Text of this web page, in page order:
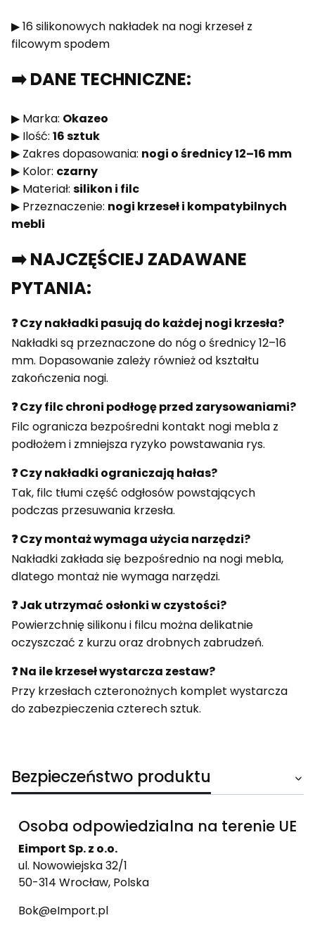
▶ 16 silikonowych nakładek na nogi krzeseł z
filcowym spodem
➡️ DANE TECHNICZNE:
▶ Marka: Okazeo
▶ Ilość: 16 sztuk
▶ Zakres dopasowania: nogi o średnicy 12–16 mm
▶ Kolor: czarny
▶ Materiał: silikon i filc
▶ Przeznaczenie: nogi krzeseł i kompatybilnych
mebli
➡️ NAJCZĘŚCIEJ ZADAWANE
PYTANIA:
❓ Czy nakładki pasują do każdej nogi krzesła?
Nakładki są przeznaczone do nóg o średnicy 12–16
mm. Dopasowanie zależy również od kształtu
zakończenia nogi.
❓ Czy filc chroni podłogę przed zarysowaniami?
Filc ogranicza bezpośredni kontakt nogi mebla z
podłożem i zmniejsza ryzyko powstawania rys.
❓ Czy nakładki ograniczają hałas?
Tak, filc tłumi część odgłosów powstających
podczas przesuwania krzesła.
❓ Czy montaż wymaga użycia narzędzi?
Nakładki zakłada się bezpośrednio na nogi mebla,
dlatego montaż nie wymaga narzędzi.
❓ Jak utrzymać osłonki w czystości?
Powierzchnię silikonu i filcu można delikatnie
oczyszczać z kurzu oraz drobnych zabrudzeń.
❓ Na ile krzeseł wystarcza zestaw?
Przy krzesłach czteronożnych komplet wystarcza
do zabezpieczenia czterech sztuk.
Bezpieczeństwo produktu
Osoba odpowiedzialna na terenie UE
Eimport Sp. z o.o.
ul. Nowowiejska 32/1
50-314 Wrocław, Polska
Bok@eImport.pl